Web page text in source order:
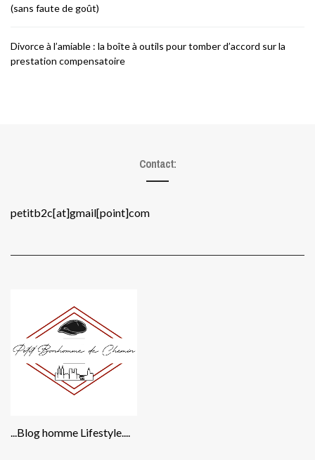
(sans faute de goût)
Divorce à l’amiable : la boîte à outils pour tomber d’accord sur la
prestation compensatoire
Contact:
petitb2c[at]gmail[point]com
...Blog homme Lifestyle....